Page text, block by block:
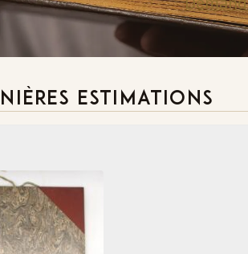
ESTIMATIONS